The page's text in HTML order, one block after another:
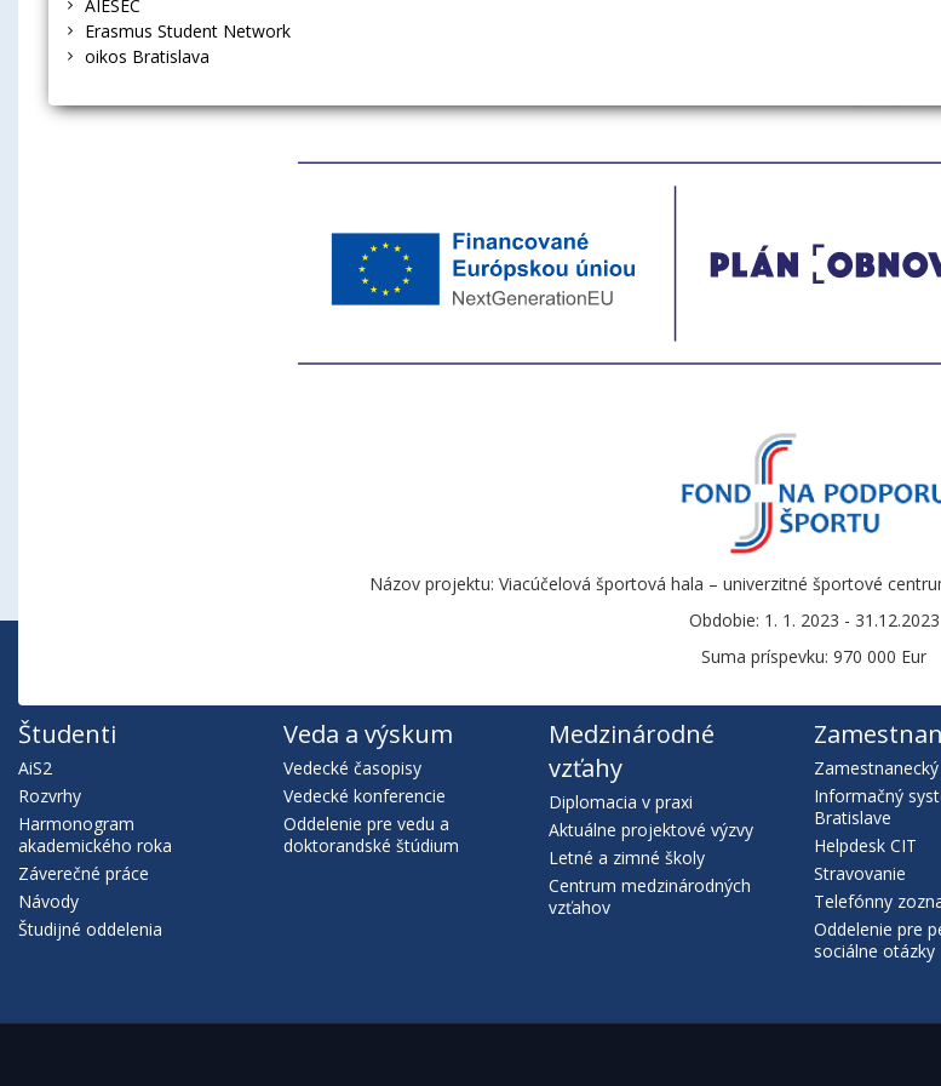
AIESEC
Erasmus Student Network
oikos Bratislava
Názov projektu: Viacúčelová športová hala – univerzitné športové
Obdobie: 1. 1. 2023 - 31.12.2023
Suma príspevku: 970 000 Eur
Študenti
AiS2
Rozvrhy
Harmonogram
akademického roka
Záverečné práce
Návody
Študijné oddelenia
Veda a výskum
Vedecké časopisy
Vedecké konferencie
Oddelenie pre vedu a
doktorandské štúdium
Medzinárodné
vzťahy
Diplomacia v praxi
Aktuálne projektové výzvy
Letné a zimné školy
Centrum medzinárodných
vzťahov
Informačný
Bratislave
Helpdesk CIT
Stravovanie
Telefónny
Oddelenie pre
sociálne otázky